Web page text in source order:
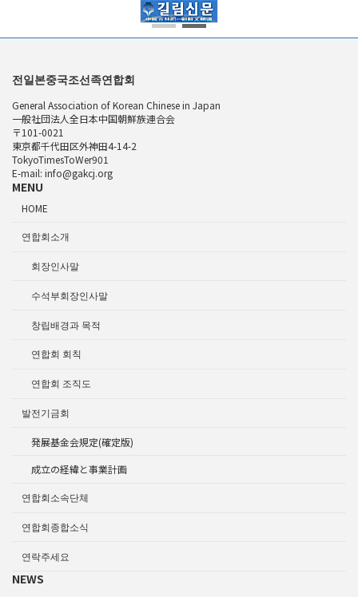
전일본중국조선족연합회
General Association of Korean Chinese in Japan
一般社団法人全日本中国朝鮮族連合会
〒101-0021
東京都千代田区外神田4-14-2
TokyoTimesToWer901
E-mail: info@gakcj.org
MENU
HOME
연합회소개
회장인사말
수석부회장인사말
창립배경과 목적
연합회 회칙
연합회 조직도
발전기금회
発展基金会規定(確定版)
成立の経緯と事業計画
연합회소속단체
연합회종합소식
연락주세요
NEWS